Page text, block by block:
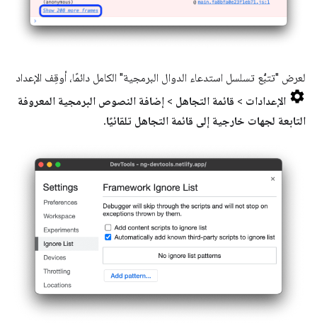
لعرض "تتبُّع تسلسل استدعاء الدوال البرمجية" الكامل دائمًا، أوقِف الإعداد
الإعدادات > قائمة التجاهل > إضافة النصوص البرمجية المعروفة
التابعة لجهات خارجية إلى قائمة التجاهل تلقائيًا.